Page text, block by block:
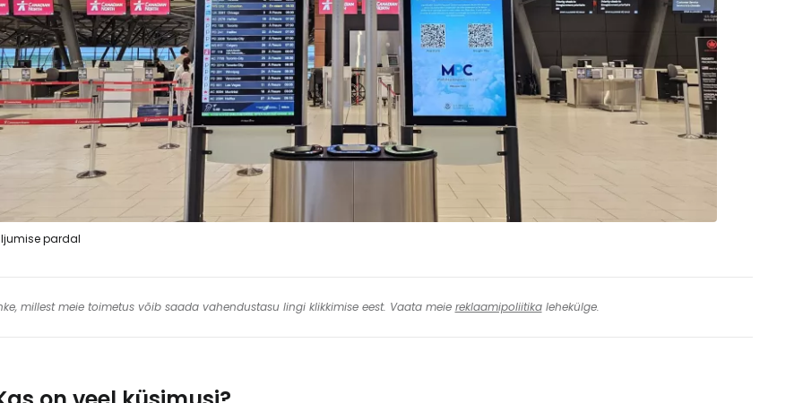
pardal
millest meie toimetus võib saada vahendustasu lingi klikkimise eest. Vaata meie reklaamipoliitikalehekülge.